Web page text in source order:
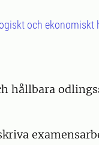
och ekonomiskt
hållbara